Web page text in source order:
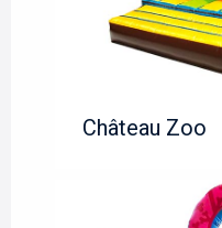
Château Zoo